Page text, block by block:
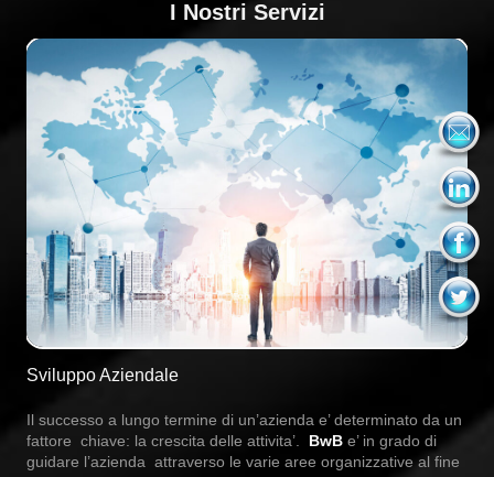
I Nostri Servizi
Sviluppo Aziendale
Il successo a lungo termine di un’azienda e’ determinato da un
fattore chiave: la crescita delle attivita’. BwB e’ in grado di
guidare l’azienda attraverso le varie aree organizzative al fine